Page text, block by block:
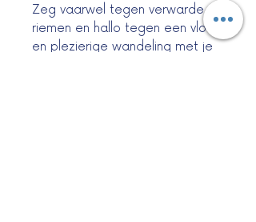
Zeg vaarwel tegen verwarde
riemen en hallo tegen een vlotte
en plezierige wandeling met je